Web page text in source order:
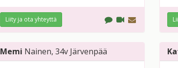
Liity ja ota yhteyttä
Memi Nainen, 34v Järvenpää